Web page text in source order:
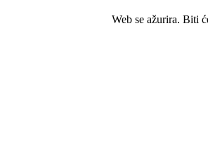
Web se ažurira. Biti